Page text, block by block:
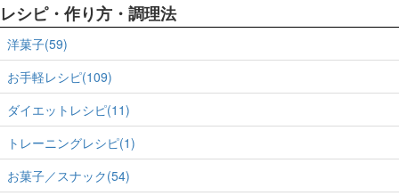
レシピ・作り方・調理法
洋菓子(59)
お手軽レシピ(109)
ダイエットレシピ(11)
トレーニングレシピ(1)
お菓子／スナック(54)